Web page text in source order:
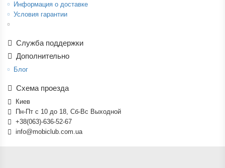
Информация о доставке
Условия гарантии
Служба поддержки
Дополнительно
Блог
Схема проезда
Киев
Пн-Пт с 10 до 18, Сб-Вс Выходной
+38(063)-636-52-67
info@mobiclub.com.ua